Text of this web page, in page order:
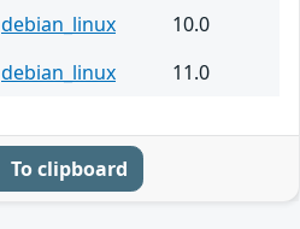
debian_linux
10.0
debian_linux 11.0
To clipboard